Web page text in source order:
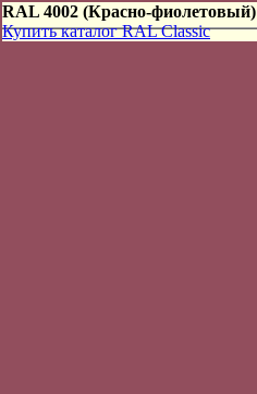
RAL 4002 (Красно-фиолетовый)
Купить каталог RAL Classic